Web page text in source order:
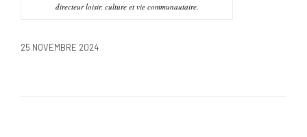
directeur loisir, culture et vie communautaire.
25 NOVEMBRE 2024